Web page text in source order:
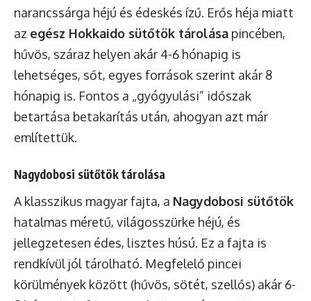
narancssárga héjú és édeskés ízű. Erős héja miatt
az egész Hokkaido sütőtök tárolása pincében,
hűvös, száraz helyen akár 4-6 hónapig is
lehetséges, sőt, egyes források szerint akár 8
hónapig is. Fontos a „gyógyulási” időszak
betartása betakarítás után, ahogyan azt már
említettük.
Nagydobosi sütőtök tárolása
A klasszikus magyar fajta, a Nagydobosi sütőtök
hatalmas méretű, világosszürke héjú, és
jellegzetesen édes, lisztes húsú. Ez a fajta is
rendkívül jól tárolható. Megfelelő pincei
körülmények között (hűvös, sötét, szellős) akár 6-